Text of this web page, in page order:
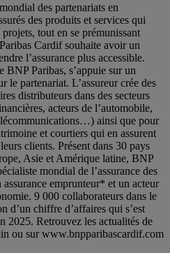
des partenariats en
des produits et services qui
tout en se prémunissant
Cardif souhaite avoir un
l’assurance plus accessible.
BNP Paribas, s’appuie sur un
le partenariat. L’assureur crée des
distributeurs dans des secteurs
acteurs de l’automobile,
ainsi que pour
et courtiers qui en assurent
clients. Présent dans 30 pays
Asie et Amérique latine, BNP
mondial de l’assurance des
emprunteur* et un acteur
9 000 collaborateurs dans le
d’un chiffre d’affaires qui s’est
2025. Retrouvez les actualités de
ou sur www.bnpparibascardif.com